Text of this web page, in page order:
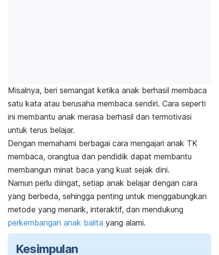
Misalnya, beri semangat ketika anak berhasil membaca
satu kata atau berusaha membaca sendiri. Cara seperti
ini membantu anak merasa berhasil dan termotivasi
untuk terus belajar.
Dengan memahami berbagai cara mengajari anak TK
membaca, orangtua dan pendidik dapat membantu
membangun minat baca yang kuat sejak dini.
Namun perlu diingat, setiap anak belajar dengan cara
yang berbeda, sehingga penting untuk menggabungkan
metode yang menarik, interaktif, dan mendukung
perkembangan anak balita yang alami.
Kesimpulan